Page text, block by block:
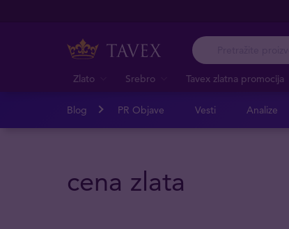
Zlato Srebro Tavex zlatna promocija
Blog PR Objave Vesti Analize
cena zlata